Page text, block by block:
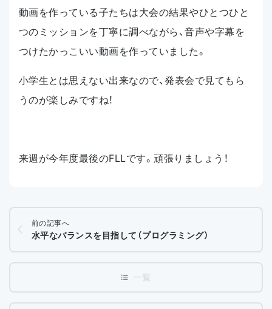
動画を作っている子たちは大会の結果やひとつひと
つのミッションを丁寧に調べながら、音声や字幕を
つけたかっこいい動画を作っていました。
小学生とは思えない出来なので、発表会で見てもら
うのが楽しみですね！
来週が今年度最後のFLLです。頑張りましょう！
前の記事へ
水平なバランスを目指して（プログラミング）